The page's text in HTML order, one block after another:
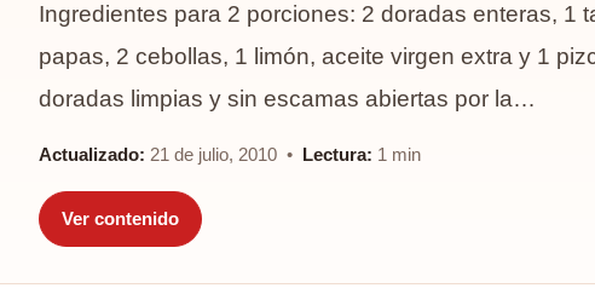
Ingredientes para 2 porciones: 2 doradas enteras, 1
papas, 2 cebollas, 1 limón, aceite virgen extra y 1
doradas limpias y sin escamas abiertas por la…
Actualizado: 21 de julio, 2010 • Lectura: 1 min
Ver contenido